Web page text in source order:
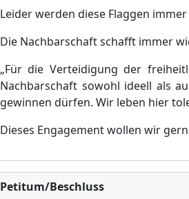
Leider werden diese Flaggen
Die Nachbarschaft schafft immer
„Für die Verteidigung der
Nachbarschaft sowohl ideell als
gewinnen dürfen. Wir leben hier
Dieses Engagement wollen wir
Petitum/Beschluss